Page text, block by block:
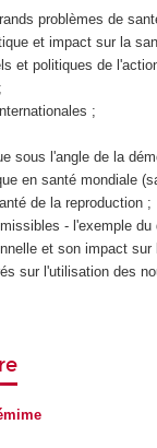
problèmes de
et impact sur la
et politiques de
;
sous l'angle de la
en santé mondiale
de la reproduction ;
- l'exemple du
et son impact
sur l'utilisation des